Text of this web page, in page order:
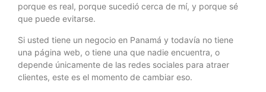
porque es real, porque sucedió cerca de mí, y porque sé
que puede evitarse.
Si usted tiene un negocio en Panamá y todavía no tiene
una página web, o tiene una que nadie encuentra, o
depende únicamente de las redes sociales para atraer
clientes, este es el momento de cambiar eso.